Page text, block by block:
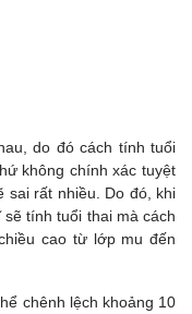
do đó cách tính tuổi
không chính xác tuyệt
sai rất nhiều. Do đó, khi
tính tuổi thai mà cách
cao từ lớp mu đến
chênh lệch khoảng 10